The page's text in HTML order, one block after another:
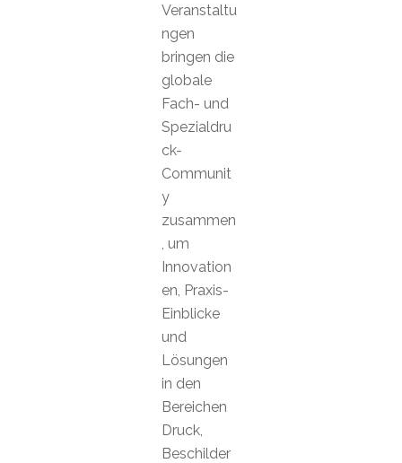
Veranstaltu
ngen
bringen die
globale
Fach- und
Spezialdru
ck-
Communit
y
zusammen
, um
Innovation
en, Praxis-
Einblicke
und
Lösungen
in den
Bereichen
Druck,
Beschilder